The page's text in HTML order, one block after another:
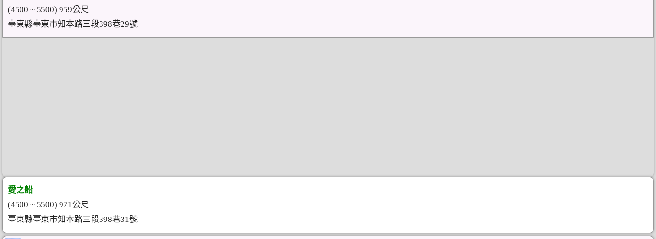
(4500 ~ 5500) 959公尺
臺東縣臺東市知本路三段398巷29號
愛之船
(4500 ~ 5500) 971公尺
臺東縣臺東市知本路三段398巷31號